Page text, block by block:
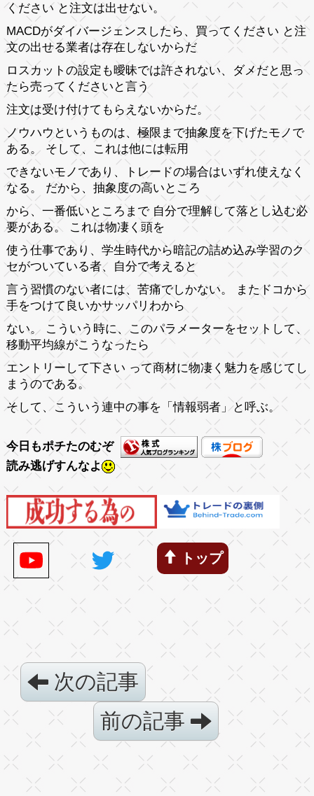
ください と注文は出せない。
MACDがダイバージェンスしたら、買ってください と注
文の出せる業者は存在しないからだ
ロスカットの設定も曖昧では許されない、ダメだと思っ
たら売ってくださいと言う
注文は受け付けてもらえないからだ。
ノウハウというものは、極限まで抽象度を下げたモノで
ある。 そして、これは他には転用
できないモノであり、トレードの場合はいずれ使えなく
なる。 だから、抽象度の高いところ
から、一番低いところまで 自分で理解して落とし込む必
要がある。 これは物凄く頭を
使う仕事であり、学生時代から暗記の詰め込み学習のク
セがついている者、自分で考えると
言う習慣のない者には、苦痛でしかない。 またドコから
手をつけて良いかサッパリわから
ない。 こういう時に、このパラメーターをセットして、
移動平均線がこうなったら
エントリーして下さい って商材に物凄く魅力を感じてし
まうのである。
そして、こういう連中の事を「情報弱者」と呼ぶ。
今日もポチたのむぞ
読み逃げすんなよ
トップ
次の記事
前の記事